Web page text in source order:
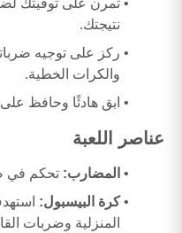
نتيجتك.
ركز على توجيه
والكرات الخطية.
ابق هادئًا وحافظ
عناصر اللعبة
المضارب: تحكم في
كرة البيسبول:
المنزلية وضربات